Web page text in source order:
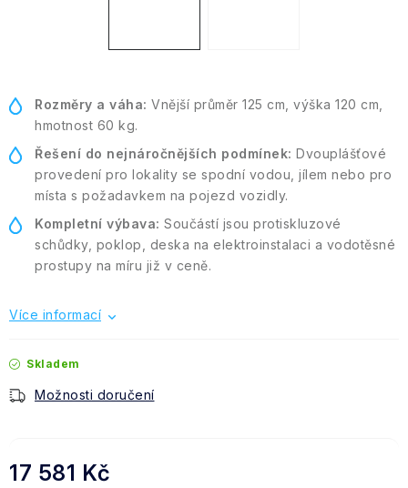
Rozměry a váha: Vnější průměr 125 cm, výška 120 cm,
hmotnost 60 kg.
Řešení do nejnáročnějších podmínek: Dvouplášťové
provedení pro lokality se spodní vodou, jílem nebo pro
místa s požadavkem na pojezd vozidly.
Kompletní výbava: Součástí jsou protiskluzové
schůdky, poklop, deska na elektroinstalaci a vodotěsné
prostupy na míru již v ceně.
Více informací
Skladem
Možnosti doručení
17 581 Kč